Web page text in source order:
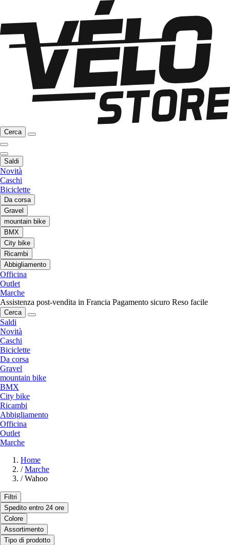
Cerca
Saldi
Novità
Caschi
Biciclette
Da corsa
Gravel
mountain bike
BMX
City bike
Ricambi
Abbigliamento
Officina
Outlet
Marche
Assistenza post-vendita in Francia Pagamento sicuro Reso facile
Cerca
Saldi
Novità
Caschi
Biciclette
Da corsa
Gravel
mountain bike
BMX
City bike
Ricambi
Abbigliamento
Officina
Outlet
Marche
Home
/ Marche
/ Wahoo
Filtri
Spedito entro 24 ore
Colore
Assortimento
Tipo di prodotto